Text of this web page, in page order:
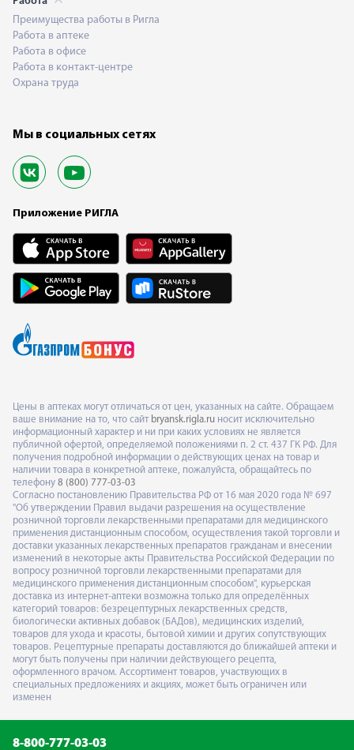
Преимущества работы в Ригла
Работа в аптеке
Работа в офисе
Работа в контакт-центре
Охрана труда
Мы в социальных сетях
Приложение РИГЛА
Цены в аптеках могут отличаться от цен, указанных на сайте. Обращаем
ваше внимание на то, что сайт bryansk.rigla.ru носит исключительно
информационный характер и ни при каких условиях не является
публичной офертой, определяемой положениями п. 2 ст. 437 ГК РФ. Для
получения подробной информации о действующих ценах на товар и
наличии товара в конкретной аптеке, пожалуйста, обращайтесь по
телефону 8 (800) 777-03-03
Согласно постановлению Правительства РФ от 16 мая 2020 года № 697
"Об утверждении Правил выдачи разрешения на осуществление
розничной торговли лекарственными препаратами для медицинского
применения дистанционным способом, осуществления такой торговли и
доставки указанных лекарственных препаратов гражданам и внесении
изменений в некоторые акты Правительства Российской Федерации по
вопросу розничной торговли лекарственными препаратами для
медицинского применения дистанционным способом", курьерская
доставка из интернет-аптеки возможна только для определённых
категорий товаров: безрецептурных лекарственных средств,
биологически активных добавок (БАДов), медицинских изделий,
товаров для ухода и красоты, бытовой химии и других сопутствующих
товаров. Рецептурные препараты доставляются до ближайшей аптеки и
могут быть получены при наличии действующего рецепта,
оформленного врачом. Ассортимент товаров, участвующих в
специальных предложениях и акциях, может быть ограничен или
изменен
8-800-777-03-03